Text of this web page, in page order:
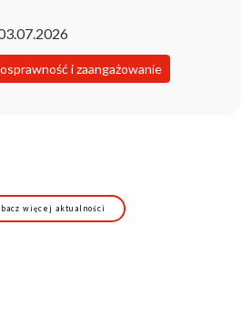
i zaangażowanie
więcej aktualności